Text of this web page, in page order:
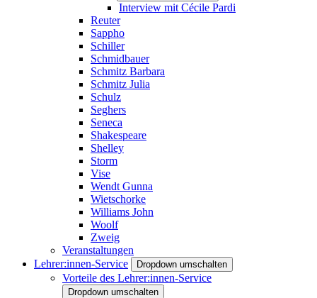
Interview mit Cécile Pardi
Reuter
Sappho
Schiller
Schmidbauer
Schmitz Barbara
Schmitz Julia
Schulz
Seghers
Seneca
Shakespeare
Shelley
Storm
Vise
Wendt Gunna
Wietschorke
Williams John
Woolf
Zweig
Veranstaltungen
Lehrer:innen-Service
Dropdown umschalten
Vorteile des Lehrer:innen-Service
Dropdown umschalten